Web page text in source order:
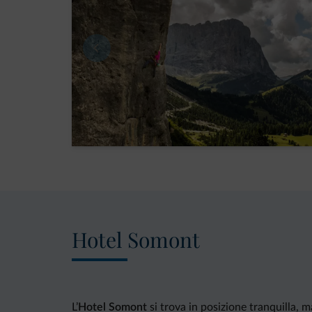
Hotel Somont
L’Hotel Somont si trova in posizione tranquilla,